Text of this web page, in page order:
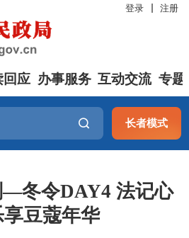
登录 注册
回应 办事服务 互动交流 专题
长者模式
冬令DAY4 法记心
享豆蔻年华